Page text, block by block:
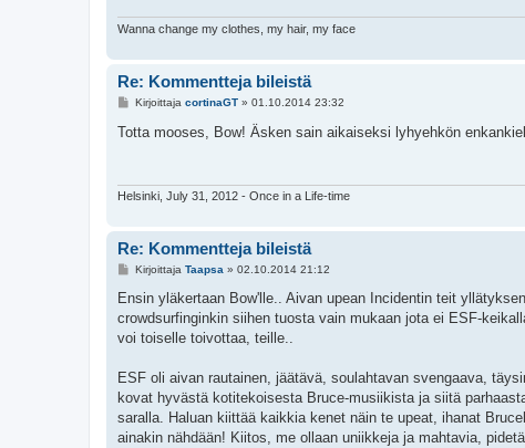
Wanna change my clothes, my hair, my face
Re: Kommentteja bileistä
V
e
s
Kirjoittaja cortinaGT» 01.10.2014 23:32
Totta mooses, Bow! Äsken sain aikaiseksi lyhyehkön
Helsinki, July 31, 2012 - Once in a Life-time
Re: Kommentteja bileistä
V
e
t
i
Kirjoittaja Taapsa» 02.10.2014 21:12
Ensin yläkertaan Bow'lle.. Aivan upean Incidentin teit
crowdsurfinginkin siihen tuosta vain mukaan jota ei ESF-
voi toiselle toivottaa, teille..
ESF oli aivan rautainen, jäätävä, soulahtavan svengaava,
kovat hyvästä kotitekoisesta Bruce-musiikista ja siitä
saralla. Haluan kiittää kaikkia kenet näin te upeat, ihanat
ainakin nähdään! Kiitos, me ollaan uniikkeja ja mahtavia,